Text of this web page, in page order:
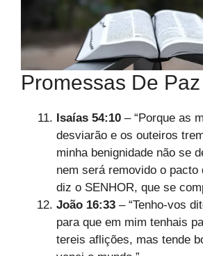
Promessas De Paz
Isaías 54:10 – “Porque as
desviarão e os outeiros
minha benignidade não se
nem será removido o pacto
diz o SENHOR, que se
João 16:33 – “Tenho-vos
para que em mim tenhais
tereis aflições, mas tende